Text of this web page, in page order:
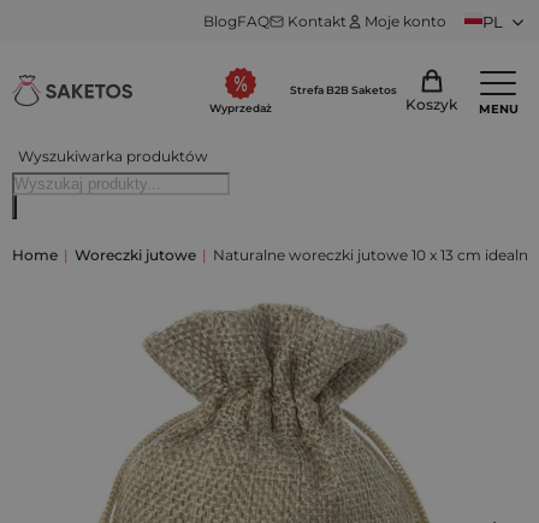
BlogFAQ Kontakt Moje konto PL
Wyszukiwarka produktów
Wyprzedaż
Strefa B2B Saketos
Koszyk MENU
Home | Woreczki jutowe | Naturalne woreczki jutowe 10 x 13 cm